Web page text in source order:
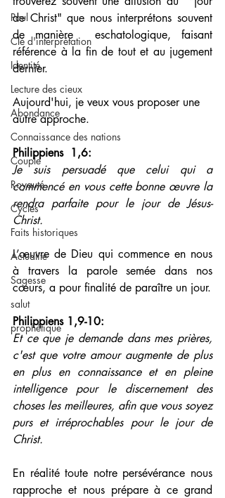
Paul
Clé d'interprétation
Identité
Lecture des cieux
Abondance
Connaissance des nations
Couple
Royauté
Cycles
Faits historiques
Actualité
Sagesse
salut
prophétique
de Christ" que nous interprétons souvent
de manière  eschatologique, faisant
référence à la fin de tout et au jugement
dernier.
Aujourd'hui, je veux vous proposer une
autre approche.
Philippiens  1,6:
Je suis persuadé que celui qui a
commencé en vous cette bonne œuvre la
rendra parfaite pour le jour de Jésus-
Christ.
L’œuvre de Dieu qui commence en nous
à travers la parole semée dans nos
cœurs, a pour finalité de paraître un jour.
Philippiens 1,9-10:
Et ce que je demande dans mes prières,
c'est que votre amour augmente de plus
en plus en connaissance et en pleine
intelligence pour le discernement des
choses les meilleures, afin que vous soyez
purs et irréprochables pour le jour de
Christ.
En réalité toute notre persévérance nous
rapproche et nous prépare à ce grand